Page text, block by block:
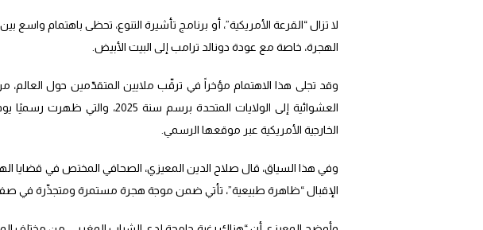
لا تزال “القرعة الأمريكية”، أو برنامج تأشيرة التنوع، تحظى باهتمام
الهجرة، خاصة مع عودة دونالد ترامب إلى البيت الأبيض.
وقد تجلى هذا الاهتمام مؤخراً في ترقّب ملايين المتقدّمين حول العالم، من
الخارجية الأمريكية عبر موقعها الرسمي.
وفي هذا السياق، قال صلاح الدين المعيزي، الصحافي المختص في
الإقبال “ظاهرة طبيعية”، تأتي ضمن موجة هجرة مستمرة ومتجذّرة في